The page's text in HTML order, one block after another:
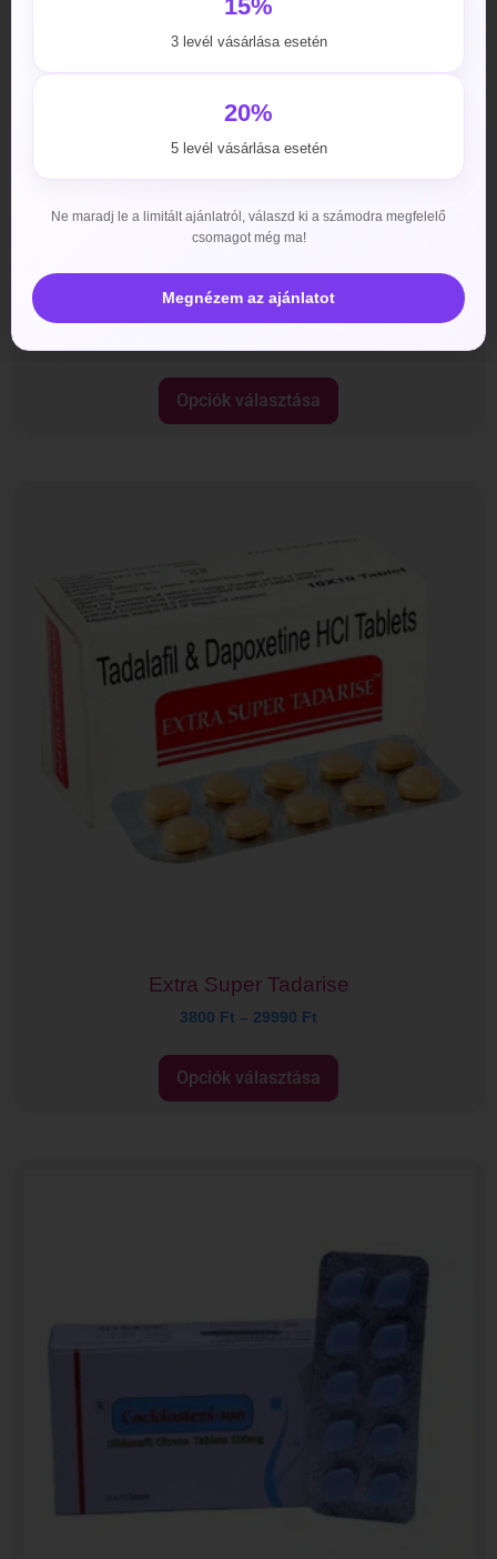
Hardon X Power
Opciók választása
Extra Super Tadarise
3800 Ft – 29990 Ft
Opciók választása
15%
3 levél vásárlása esetén
20%
5 levél vásárlása esetén
Ne maradj le a limitált ajánlatról, válaszd ki a számodra megfelelő
csomagot még ma!
Megnézem az ajánlatot